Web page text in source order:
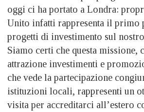
oggi ci ha portato a Londra:
Unito infatti rappresenta il primo
progetti di investimento sul
Siamo certi che questa missione,
attrazione investimenti e
che vede la partecipazione
istituzioni locali, rappresenti un
visita per accreditarci all’estero